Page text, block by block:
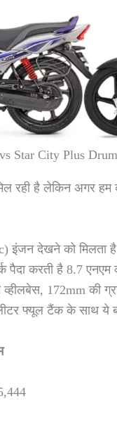
Star City Plus
रही है लेकिन अगर हम
इंजन देखने को मिलता
पैदा करती है 8.7
172mm की
फ्यूल टैंक के साथ ये